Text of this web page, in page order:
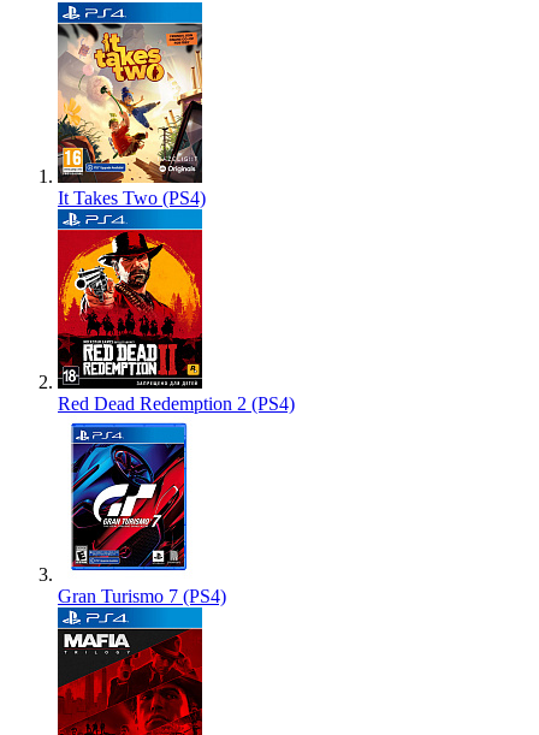
It Takes Two (PS4)
Red Dead Redemption 2 (PS4)
Gran Turismo 7 (PS4)